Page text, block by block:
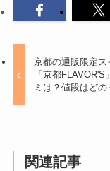
京都の通販限定ス
「京都FLAVOR'S
ミは？値段はどの
関連記事